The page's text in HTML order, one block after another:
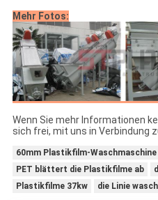
Mehr Fotos:
Wenn Sie mehr Informationen
sich frei, mit uns in Verbindung
60mm Plastikfilm-Waschmaschine
PET blättert die Plastikfilme ab
Plastikfilme 37kw
die Linie